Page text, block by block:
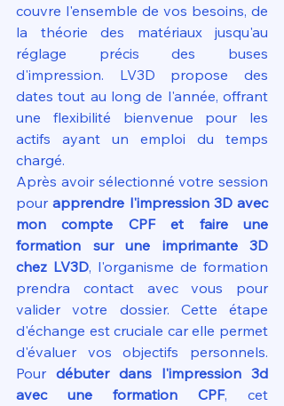
couvre l'ensemble de vos besoins, de
la théorie des matériaux jusqu'au
réglage précis des buses
d'impression. LV3D propose des
dates tout au long de l'année, offrant
une flexibilité bienvenue pour les
actifs ayant un emploi du temps
chargé.
Après avoir sélectionné votre session
pour apprendre l'impression 3D avec
mon compte CPF et faire une
formation sur une imprimante 3D
chez LV3D, l'organisme de formation
prendra contact avec vous pour
valider votre dossier. Cette étape
d'échange est cruciale car elle permet
d'évaluer vos objectifs personnels.
Pour débuter dans l'impression 3d
avec une formation CPF, cet